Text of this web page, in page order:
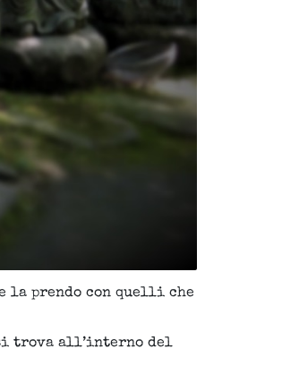
la prendo con quelli che
si trova all’interno del